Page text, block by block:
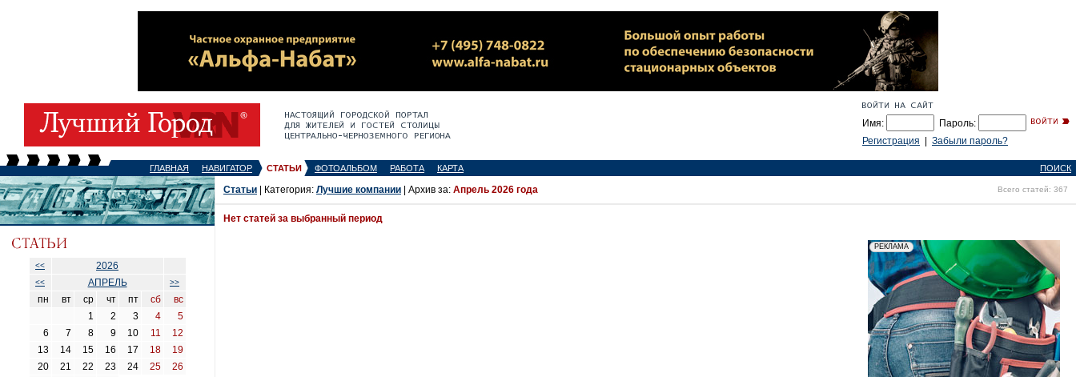
Имя:
Пароль:
Регистрация
Забыли пароль?
ГЛАВНАЯ НАВИГАТОР СТАТЬИ ФОТОАЛЬБОМ РАБОТА КАРТА ПОИСК
<< 2026
<< АПРЕЛЬ >>
пн вт ср чт пт сб
вс
1
2 3 4
5
6
7 8 9 10 11
12
13
14 15 16 17 18
19
20
21 22 23 24 25
26
Статьи | Категория: Лучшие компании | Архив за: Апрель 2026 года Всего статей: 367
Нет статей за выбранный период